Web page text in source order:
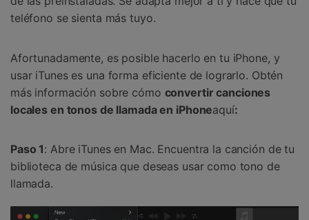
teléfono se sienta más tuyo.
Afortunadamente, es posible hacerlo en tu iPhone, y
usar iTunes es una forma eficiente de lograrlo. Obtén
más información sobre cómo convertir canciones
locales en tonos de llamada en iPhoneaquí:
Paso 1: Abre iTunes en Mac. Encuentra la canción de tu
biblioteca de música que deseas usar como tono de
llamada.